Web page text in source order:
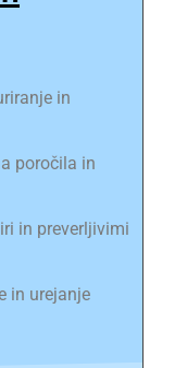
in
poročila in
in preverljivimi
in urejanje